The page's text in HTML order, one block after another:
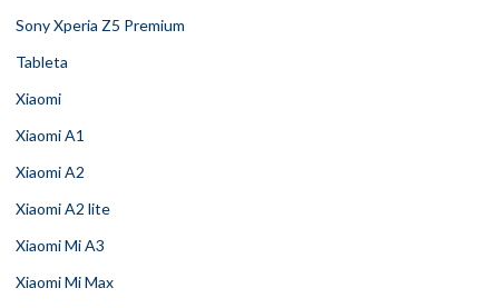
Sony Xperia Z5 Premium
Tableta
Xiaomi
Xiaomi A1
Xiaomi A2
Xiaomi A2 lite
Xiaomi Mi A3
Xiaomi Mi Max